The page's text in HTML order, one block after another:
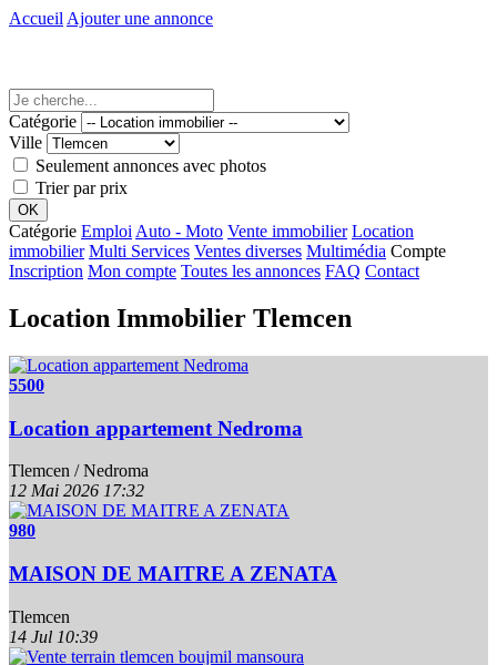
Accueil Ajouter une annonce
Catégorie
Ville
Seulement annonces avec photos
Trier par prix
Catégorie Emploi Auto - Moto Vente immobilier Location
immobilier Multi Services Ventes diverses Multimédia Compte
Inscription Mon compte Toutes les annonces FAQ Contact
Location Immobilier Tlemcen
5500
Location appartement Nedroma
Tlemcen / Nedroma
12 Mai 2026 17:32
980
MAISON DE MAITRE A ZENATA
Tlemcen
14 Jul 10:39